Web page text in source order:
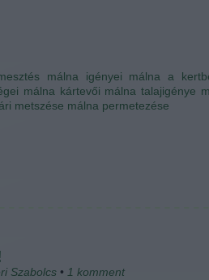
málna igényei málna a
málna kártevői málna talajigénye
metszése málna permetezése
Szabolcs • 1 komment